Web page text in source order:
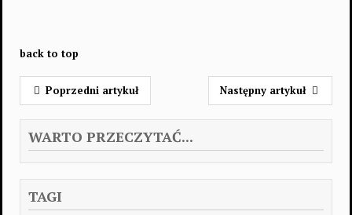
back to top
Poprzedni artykuł Następny artykuł
WARTO PRZECZYTAĆ...
TAGI